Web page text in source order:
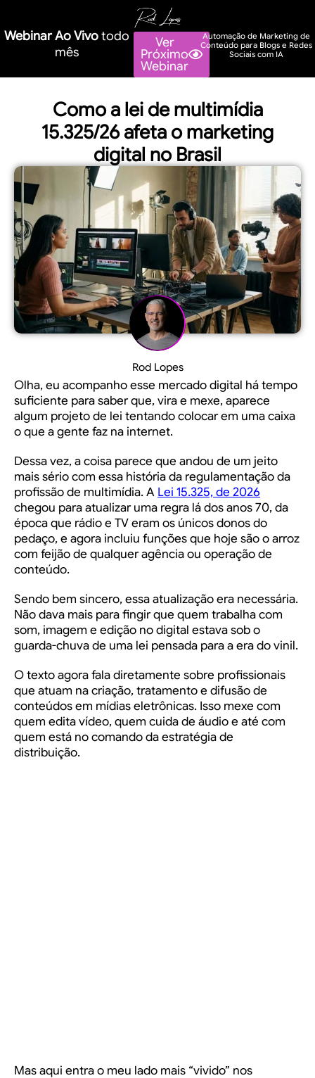
Webinar Ao Vivotodo
mês
Ver
Próximo
Webinar
Automação de Marketing de
Conteúdo para Blogs e Redes
Sociais com IA
Como a lei de multimídia
15.325/26 afeta o marketing
digital no Brasil
Rod Lopes
Olha, eu acompanho esse mercado digital há tempo
suficiente para saber que, vira e mexe, aparece
algum projeto de lei tentando colocar em uma caixa
o que a gente faz na internet.
Dessa vez, a coisa parece que andou de um jeito
mais sério com essa história da regulamentação da
profissão de multimídia. A Lei 15.325, de 2026
chegou para atualizar uma regra lá dos anos 70, da
época que rádio e TV eram os únicos donos do
pedaço, e agora incluiu funções que hoje são o arroz
com feijão de qualquer agência ou operação de
conteúdo.
Sendo bem sincero, essa atualização era necessária.
Não dava mais para fingir que quem trabalha com
som, imagem e edição no digital estava sob o
guarda-chuva de uma lei pensada para a era do vinil.
O texto agora fala diretamente sobre profissionais
que atuam na criação, tratamento e difusão de
conteúdos em mídias eletrônicas. Isso mexe com
quem edita vídeo, quem cuida de áudio e até com
quem está no comando da estratégia de
distribuição.
Mas aqui entra o meu lado mais “vivido” nos